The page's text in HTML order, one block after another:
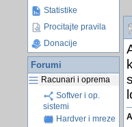
Statistike
Procitajte pravila
Donacije
Forumi
Racunari i oprema
Softver i op.
sistemi
Hardver i mreze